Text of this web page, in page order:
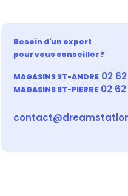
Besoin d'un expert
pour vous conseiller ?
MAGASINS ST-ANDRE 02
MAGASINS ST-PIERRE 02